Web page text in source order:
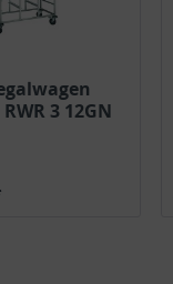
3 12GN